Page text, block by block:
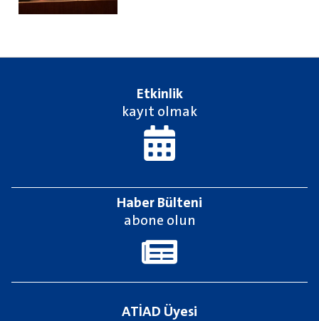
Etkinlik
kayıt olmak
Haber Bülteni
abone olun
ATİAD Üyesi